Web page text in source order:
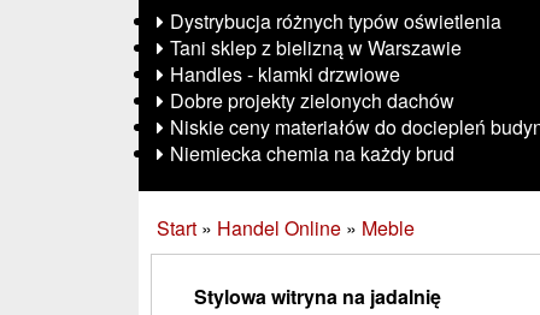
Dystrybucja różnych typów oświetlenia
Tani sklep z bielizną w Warszawie
Handles - klamki drzwiowe
Dobre projekty zielonych dachów
Niskie ceny materiałów do dociepleń
Niemiecka chemia na każdy brud
Start » Handel Online » Meble
Stylowa witryna na jadalnię